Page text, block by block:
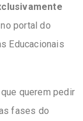
portal do
Educacionais
querem pedir
fases do